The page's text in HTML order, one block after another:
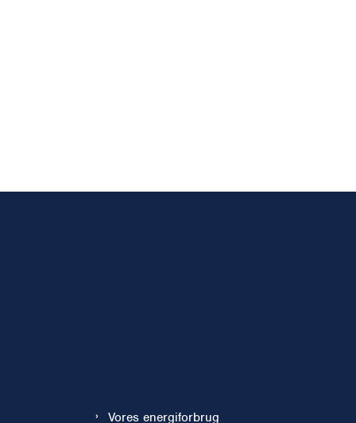
Vores energiforbrug